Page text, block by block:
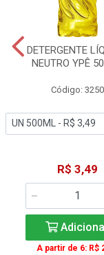
DETERGENTE
NEUTRO YPÊ
Código: 3250
R$ 3,49
A partir de 6: R$